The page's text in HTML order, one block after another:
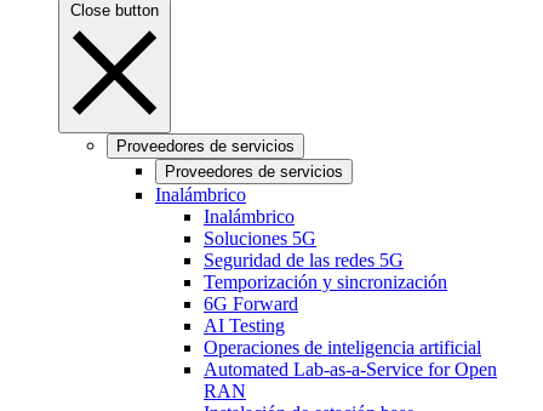
Close button
Proveedores de servicios
Proveedores de servicios
Inalámbrico
Inalámbrico
Soluciones 5G
Seguridad de las redes 5G
Temporización y sincronización
6G Forward
AI Testing
Operaciones de inteligencia artificial
Automated Lab-as-a-Service for Open
RAN